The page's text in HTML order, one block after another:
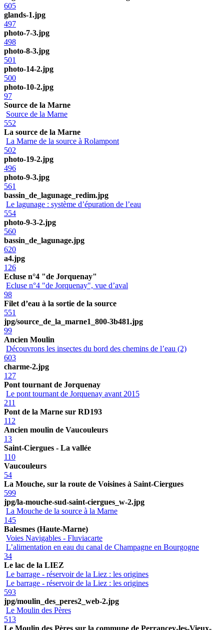
605
glands-1.jpg
497
photo-7-3.jpg
498
photo-8-3.jpg
501
photo-14-2.jpg
500
photo-10-2.jpg
97
Source de la Marne
Source de la Marne
552
La source de la Marne
La Marne de la source à Rolampont
502
photo-19-2.jpg
496
photo-9-3.jpg
561
bassin_de_lagunage_redim.jpg
Le lagunage : système d’épuration de l’eau
554
photo-9-3-2.jpg
560
bassin_de_lagunage.jpg
620
a4.jpg
126
Ecluse n°4 "de Jorquenay"
Ecluse n°4 "de Jorquenay", vue d’aval
98
Filet d’eau à la sortie de la source
551
jpg/source_de_la_marne1_800-3b481.jpg
99
Ancien Moulin
Découvrons les insectes du bord des chemins de l’eau (2)
603
charme-2.jpg
127
Pont tournant de Jorquenay
Le pont tournant de Jorquenay avant 2015
211
Pont de la Marne sur RD193
112
Ancien moulin de Vaucouleurs
13
Saint-Ciergues - La vallée
110
Vaucouleurs
54
La Mouche, sur la route de Voisines à Saint-Ciergues
599
jpg/la-mouche-sud-saint-ciergues_w-2.jpg
La Mouche de la source à la Marne
145
Balesmes (Haute-Marne)
Voies Navigables - Fluviacarte
L’alimentation en eau du canal de Champagne en Bourgogne
34
Le lac de la LIEZ
Le barrage - réservoir de la Liez : les origines
Le barrage - réservoir de la Liez : les origines
593
jpg/moulin_des_peres2_web-2.jpg
Le Moulin des Pères
513
Le Moulin des Pères sur la commune de Perrancey-les-Vieux-